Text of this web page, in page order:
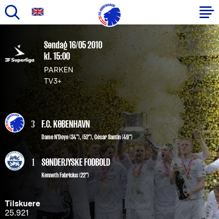
hovedindhold
Primær
navigation
Søndag 16/05 2010
kl. 15:00
PARKEN
TV3+
3 F.C. KØBENHAVN
Dame N'Doye(34"), (52"),César Santin(49")
1 SØNDERJYSKE FODBOLD
Kenneth Fabricius (22")
Tilskuere
25.921